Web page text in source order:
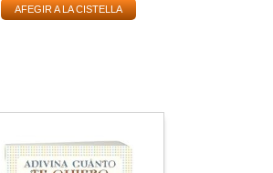
AFEGIR A LA CISTELLA